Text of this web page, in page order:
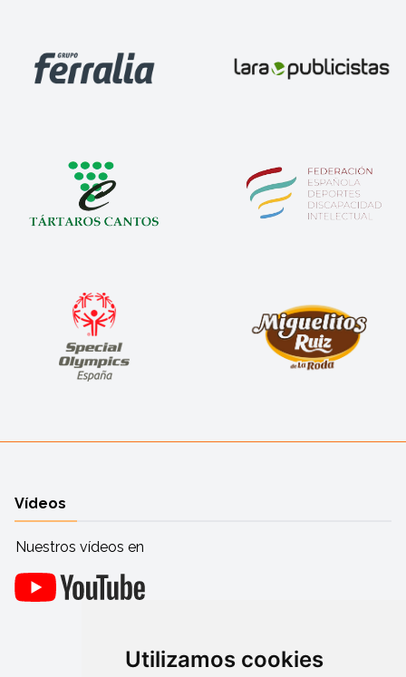
Utilizamos cookies
Vídeos
Nuestros vídeos en